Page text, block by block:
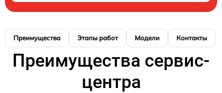
Преимущества Этапы работ Модели Контакты
Преимущества сервис-
центра